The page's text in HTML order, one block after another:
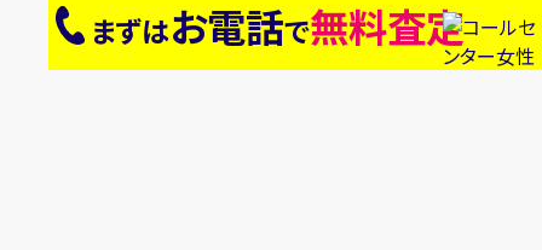
まずはお電話で無料査定